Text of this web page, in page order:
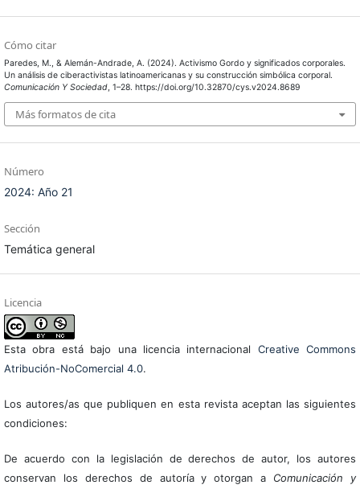
Cómo citar
Paredes, M., & Alemán-Andrade, A. (2024). Activismo Gordo y significados corporales.
Un análisis de ciberactivistas latinoamericanas y su construcción simbólica corporal.
Comunicación Y Sociedad, 1–28. https://doi.org/10.32870/cys.v2024.8689
Más formatos de cita
Número
2024: Año 21
Sección
Temática general
Licencia
Esta obra está bajo una licencia internacional Creative Commons
Atribución-NoComercial 4.0.
Los autores/as que publiquen en esta revista aceptan las siguientes
condiciones:
De acuerdo con la legislación de derechos de autor, los autores
conservan los derechos de autoría y otorgan a Comunicación y